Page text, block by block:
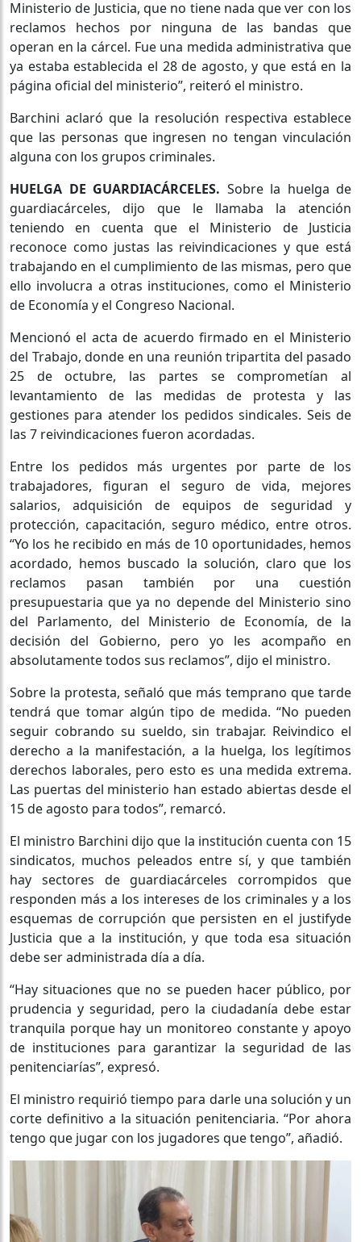
Ministerio de Justicia, que no tiene nada que ver con los
reclamos hechos por ninguna de las bandas que
operan en la cárcel. Fue una medida administrativa que
ya estaba establecida el 28 de agosto, y que está en la
página oficial del ministerio”, reiteró el ministro.
Barchini aclaró que la resolución respectiva establece
que las personas que ingresen no tengan vinculación
alguna con los grupos criminales.
HUELGA DE GUARDIACÁRCELES. Sobre la huelga de
guardiacárceles, dijo que le llamaba la atención
teniendo en cuenta que el Ministerio de Justicia
reconoce como justas las reivindicaciones y que está
trabajando en el cumplimiento de las mismas, pero que
ello involucra a otras instituciones, como el Ministerio
de Economía y el Congreso Nacional.
Mencionó el acta de acuerdo firmado en el Ministerio
del Trabajo, donde en una reunión tripartita del pasado
25 de octubre, las partes se comprometían al
levantamiento de las medidas de protesta y las
gestiones para atender los pedidos sindicales. Seis de
las 7 reivindicaciones fueron acordadas.
Entre los pedidos más urgentes por parte de los
trabajadores, figuran el seguro de vida, mejores
salarios, adquisición de equipos de seguridad y
protección, capacitación, seguro médico, entre otros.
“Yo los he recibido en más de 10 oportunidades, hemos
acordado, hemos buscado la solución, claro que los
reclamos pasan también por una cuestión
presupuestaria que ya no depende del Ministerio sino
del Parlamento, del Ministerio de Economía, de la
decisión del Gobierno, pero yo les acompaño en
absolutamente todos sus reclamos”, dijo el ministro.
Sobre la protesta, señaló que más temprano que tarde
tendrá que tomar algún tipo de medida. “No pueden
seguir cobrando su sueldo, sin trabajar. Reivindico el
derecho a la manifestación, a la huelga, los legítimos
derechos laborales, pero esto es una medida extrema.
Las puertas del ministerio han estado abiertas desde el
15 de agosto para todos”, remarcó.
El ministro Barchini dijo que la institución cuenta con 15
sindicatos, muchos peleados entre sí, y que también
hay sectores de guardiacárceles corrompidos que
responden más a los intereses de los criminales y a los
esquemas de corrupción que persisten en el justifyde
Justicia que a la institución, y que toda esa situación
debe ser administrada día a día.
“Hay situaciones que no se pueden hacer público, por
prudencia y seguridad, pero la ciudadanía debe estar
tranquila porque hay un monitoreo constante y apoyo
de instituciones para garantizar la seguridad de las
penitenciarías”, expresó.
El ministro requirió tiempo para darle una solución y un
corte definitivo a la situación penitenciaria. “Por ahora
tengo que jugar con los jugadores que tengo”, añadió.